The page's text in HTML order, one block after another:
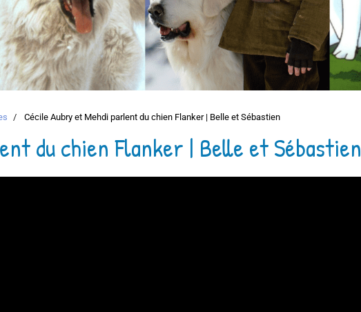
Cécile Aubry et Mehdi parlent du chien Flanker | Belle et Sébastien
du chien Flanker | Belle et Sébastien